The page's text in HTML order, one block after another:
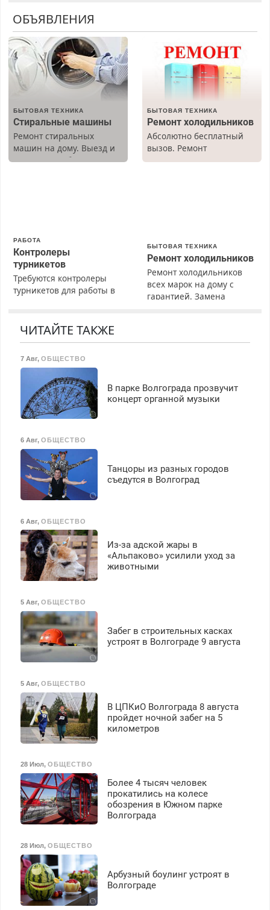
ОБЪЯВЛЕНИЯ
БЫТОВАЯ ТЕХНИКА
Стиральные машины
Ремонт стиральных
машин на дому. Выезд и
диагностика бесплатно.
БЫТОВАЯ ТЕХНИКА
Ремонт холодильников
Абсолютно бесплатный
вызов. Ремонт
холодильников всех
РАБОТА
Контролеры
турникетов
Требуются контролеры
турникетов для работы в
Прием по ТК РФ. График
работы любой.
З/п – до 96000 рублей до
вычета налогов.
Ежемесячно
выплачивается денежная
премия. Возможно
бесплатное обучение,
работа инспектором по
транспортной
безопасности с з/п до
125000 руб.
БЫТОВАЯ ТЕХНИКА
Ремонт холодильников
Ремонт холодильников
всех марок на дому с
гарантией. Замена
Вызов бесплатный.
ЧИТАЙТЕ ТАКЖЕ
7 Авг, ОБЩЕСТВО
В парке Волгограда прозвучит
концерт органной музыки
6 Авг, ОБЩЕСТВО
Танцоры из разных городов
съедутся в Волгоград
6 Авг, ОБЩЕСТВО
Из-за адской жары в
«Альпаково» усилили уход за
животными
5 Авг, ОБЩЕСТВО
Забег в строительных касках
устроят в Волгограде 9 августа
5 Авг, ОБЩЕСТВО
В ЦПКиО Волгограда 8 августа
пройдет ночной забег на 5
километров
28 Июл, ОБЩЕСТВО
Более 4 тысяч человек
прокатились на колесе
обозрения в Южном парке
Волгограда
28 Июл, ОБЩЕСТВО
Арбузный боулинг устроят в
Волгограде